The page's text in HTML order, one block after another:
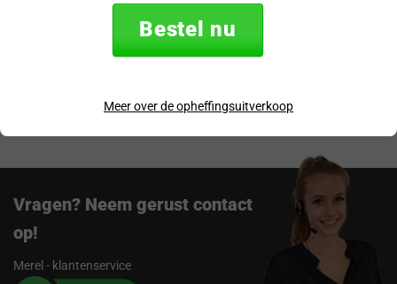
Verzending & retourneren
Vragen? Neem gerust contact
op!
Merel - klantenservice
Bestel nu
Meer over de opheffingsuitverkoop